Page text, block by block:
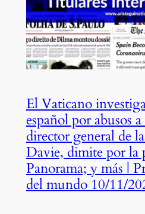
El Vaticano
español por abusos
director general de
Davie, dimite por la
Panorama; y más |
del mundo 10/11/